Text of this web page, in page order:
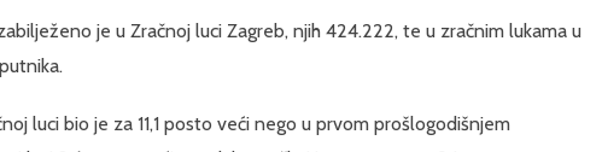
je u Zračnoj luci Zagreb, njih 424.222, te u zračnim lukama u
luci bio je za 11,1 posto veći nego u prvom prošlogodišnjem